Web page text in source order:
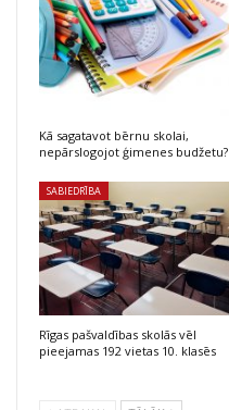
Kā sagatavot bērnu skolai,
nepārslogojot ģimenes budžetu?
SABIEDRĪBA
Rīgas pašvaldības skolās vēl
pieejamas 192 vietas 10. klasēs